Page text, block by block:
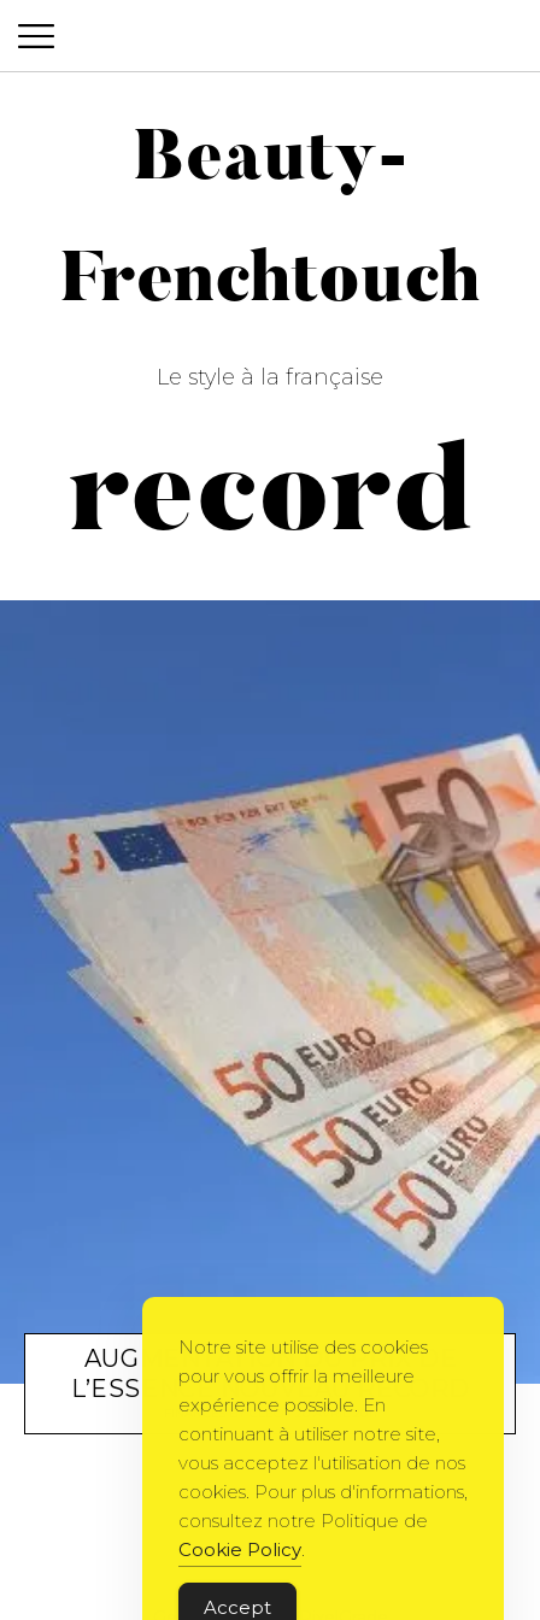
Beauty-Frenchtouch
Beauty-
Frenchtouch
Le style à la française
record
AUGMENTATION DU PRIX DE
L’ESSENCE NOUVEAU RECORD
FINANCES BY CLEO 20 AVRIL 2011
Notre site utilise des cookies
pour vous offrir la meilleure
expérience possible. En
continuant à utiliser notre site,
vous acceptez l'utilisation de nos
cookies. Pour plus d'informations,
consultez notre Politique de
Cookie Policy.
Accept